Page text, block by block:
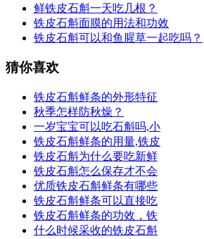
鲜铁皮石斛一天吃几根？
铁皮石斛面膜的用法和功效
铁皮石斛可以和鱼腥草一起吃吗？
猜你喜欢
铁皮石斛鲜条的外形特征
秋季怎样防秋燥？
一岁宝宝可以吃石斛吗,小
铁皮石斛鲜条的用量,铁皮
铁皮石斛为什么要吃新鲜
铁皮石斛怎么保存才不会
优质铁皮石斛鲜条有哪些
铁皮石斛鲜条可以直接吃
铁皮石斛鲜条的功效，铁
什么时候采收的铁皮石斛